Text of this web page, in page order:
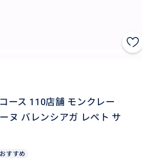
ース 110店舗 モンクレー
ヌ バレンシアガ レペト サ
すすめ